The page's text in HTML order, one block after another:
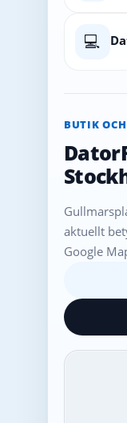
💻
BUTIK
aktuellt
Google